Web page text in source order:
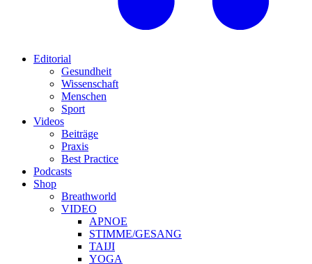
Editorial
Gesundheit
Wissenschaft
Menschen
Sport
Videos
Beiträge
Praxis
Best Practice
Podcasts
Shop
Breathworld
VIDEO
APNOE
STIMME/GESANG
TAIJI
YOGA